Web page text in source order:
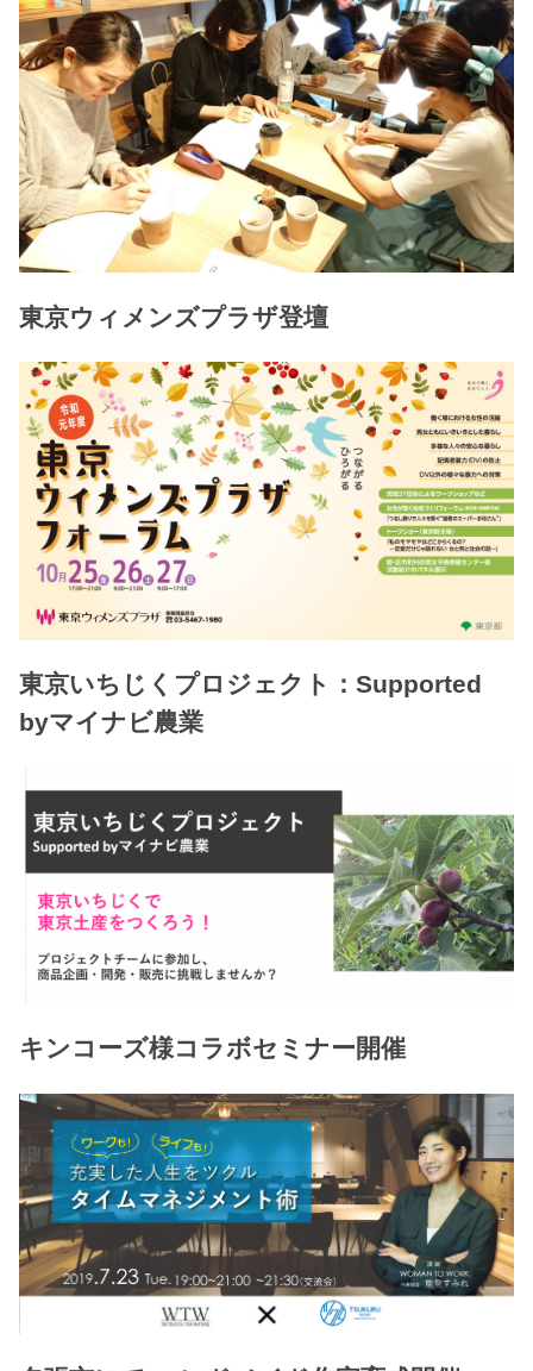
東京ウィメンズプラザ登壇
東京いちじくプロジェクト：Supported
byマイナビ農業
キンコーズ様コラボセミナー開催